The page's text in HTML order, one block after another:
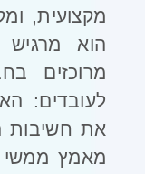
מקצועית,
הוא מרגיש
מרוכזים
לעובדים:
את חשיבות
מאמץ ממשי